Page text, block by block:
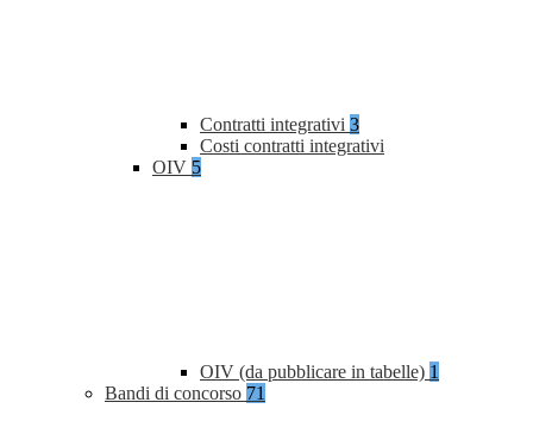
Contratti integrativi 3
Costi contratti integrativi
OIV 5
OIV (da pubblicare in tabelle) 1
Bandi di concorso 71